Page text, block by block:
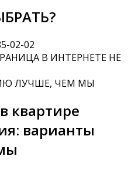
02-02
В ИНТЕРНЕТЕ НЕ
ЛУЧШЕ, ЧЕМ МЫ
квартире
варианты